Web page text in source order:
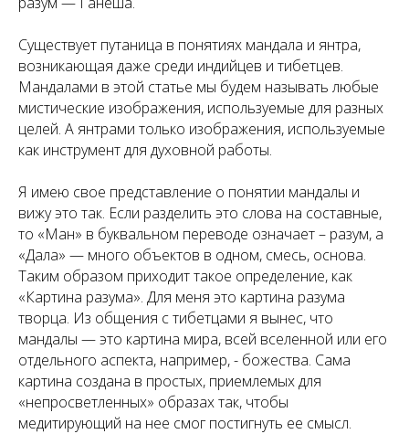
Существует путаница в понятиях мандала и янтра,
возникающая даже среди индийцев и тибетцев.
Мандалами в этой статье мы будем называть любые
мистические изображения, используемые для разных
целей. А янтрами только изображения, используемые
как инструмент для духовной работы.
Я имею свое представление о понятии мандалы и
вижу это так. Если разделить это слова на составные,
то «Ман» в буквальном переводе означает – разум, а
«Далa» — много объектов в одном, смесь, основа.
Таким образом приходит такое определение, как
«Картина разума». Для меня это картина разума
творца. Из общения с тибетцами я вынес, что
мандалы — это картина мира, всей вселенной или его
отдельного аспекта, например, - божества. Сама
картина создана в простых, приемлемых для
«непросветленных» образах так, чтобы
медитирующий на нее смог постигнуть ее смысл.